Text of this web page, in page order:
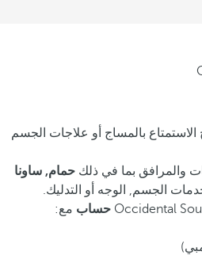
بالمساج أو علاجات الجسم
والمرافق بما في ذلك حمام, ساونا
الجسم, الوجه أو التدليك.
حساب مع: